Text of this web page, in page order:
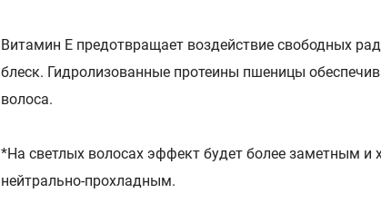
Витамин Е предотвращает воздействие свободных
блеск. Гидролизованные протеины пшеницы
волоса.
*На светлых волосах эффект будет более заметным
нейтрально-прохладным.